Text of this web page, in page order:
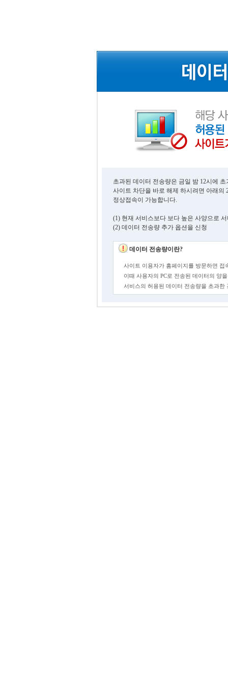
초과된 데이터 전송량은 금일 밤 12시에
사이트 차단을 바로 해제 하시려면 아래의
정상접속이 가능합니다.
(1) 현재 서비스보다 보다 높은 사양으로
(2) 데이터 전송량 추가 옵션을 신청
데이터 전송량이란?
사이트 이용자가 홈페이지를 방문하면 접
이때 사용자의 PC로 전송된 데이터의 양
서비스의 허용된 데이터 전송량을 초과